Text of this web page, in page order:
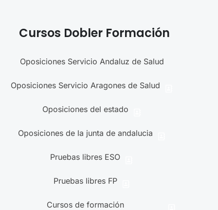
Cursos Dobler Formación
Oposiciones Servicio Andaluz de Salud
Oposiciones Servicio Aragones de Salud
Oposiciones del estado
Oposiciones de la junta de andalucia
Pruebas libres ESO
Pruebas libres FP
Cursos de formación